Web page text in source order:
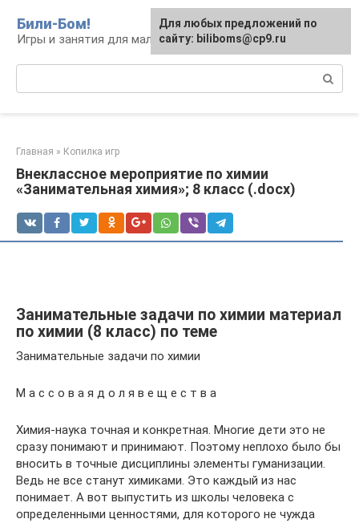
контенту
Били-Бом!
Игры и занятия для малышей и школьников
Главная » Копилка игр
Внеклассное мероприятие по химии
«Занимательная химия»; 8 класс (.docx)
Занимательные задачи по химии материал
по химии (8 класс) по теме
Занимательные задачи по химии
М а с с о в а я д о л я в е щ е с т в а
Химия-наука точная и конкретная. Многие дети это не
сразу понимают и принимают. Поэтому неплохо было бы
вносить в точные дисциплины элементы гуманизации.
Ведь не все станут химиками. Это каждый из нас
понимает. А вот выпустить из школы человека с
определенными ценностями, для которого не чужда
Для любых предложений по
сайту: biliboms@cp9.ru